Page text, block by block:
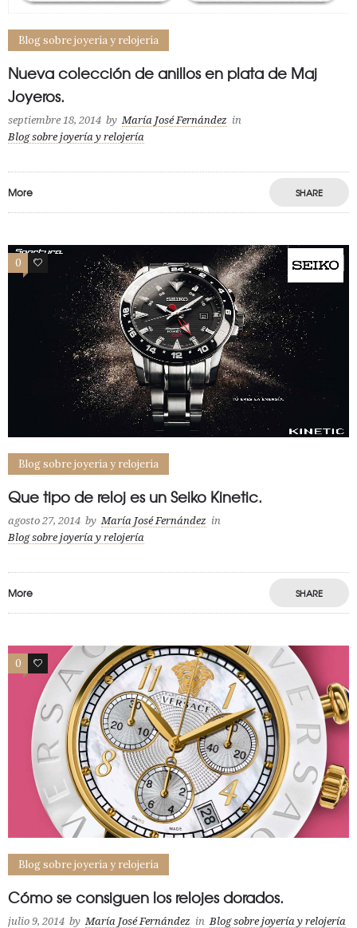
Blog sobre joyería y relojería
Nueva colección de anillos en plata de Maj
Joyeros.
septiembre 18, 2014 by María José Fernández in
Blog sobre joyería y relojería
More SHARE
0 6
Blog sobre joyería y relojería
Que tipo de reloj es un Seiko Kinetic.
agosto 27, 2014 by María José Fernández in
Blog sobre joyería y relojería
More SHARE
0 3
Blog sobre joyería y relojería
Cómo se consiguen los relojes dorados.
julio 9, 2014 by María José Fernández in Blog sobre joyería y relojería